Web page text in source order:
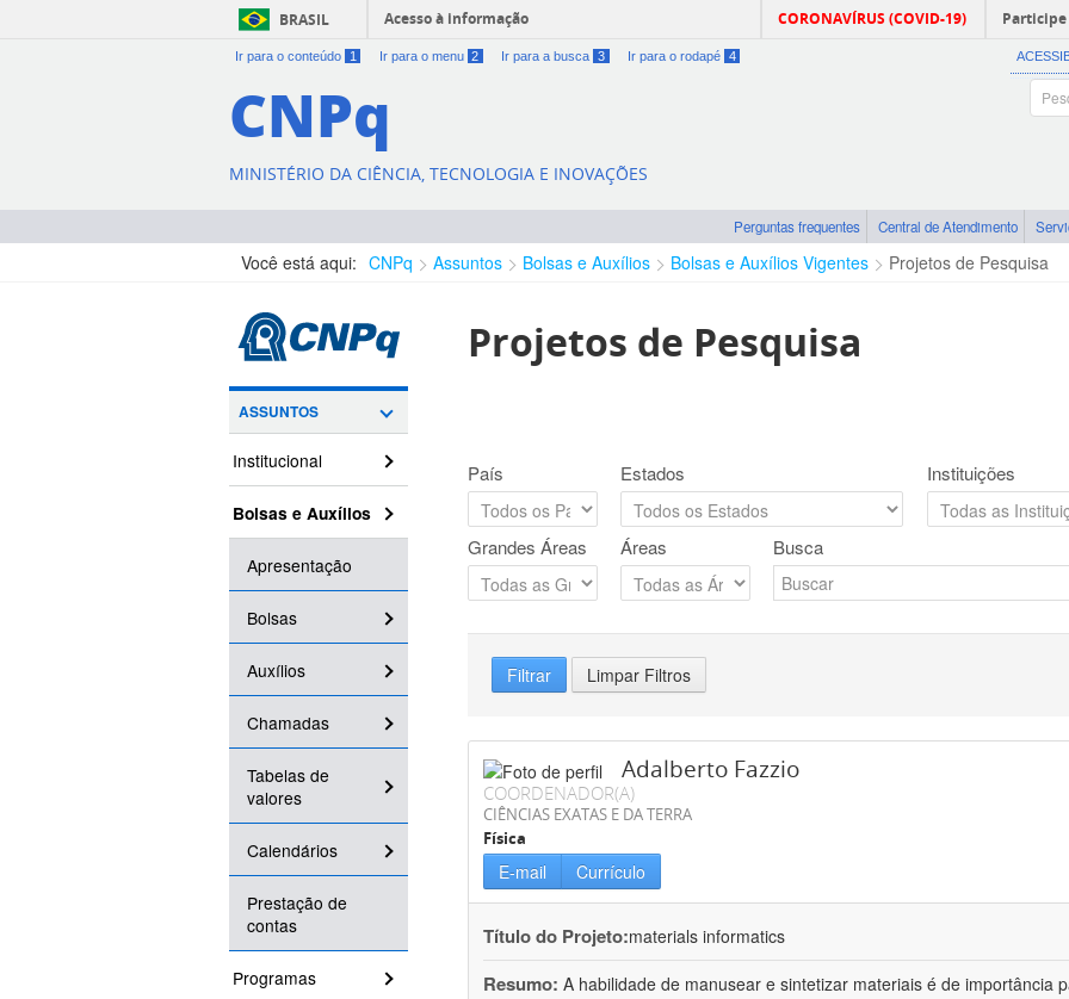
BRASIL Acesso à informação CORONAVÍRUS (COVID-19) Participe
Ir para o conteúdo 1 Ir para o menu 2 Ir para a busca 3 Ir para o rodapé 4
CNPq
MINISTÉRIO DA CIÊNCIA, TECNOLOGIA E INOVAÇÕES
Perguntas frequentes Central de Atendimento
Você está aqui: CNPq Assuntos Bolsas e Auxílios Bolsas e Auxílios Vigentes Projetos de Pesquisa
ASSUNTOS
Institucional
Bolsas e Auxílios
Apresentação
Bolsas
Auxílios
Chamadas
Tabelas de
valores
Calendários
Prestação de
contas
Programas
Projetos de Pesquisa
País Estados Instituições
Grandes Áreas Áreas Busca
Filtrar Limpar Filtros
Adalberto Fazzio
COORDENADOR(A)
CIÊNCIAS EXATAS E DA TERRA
Física
E-mail Currículo
Título do Projeto:materials informatics
Resumo: A habilidade de manusear e sintetizar materiais é de importância